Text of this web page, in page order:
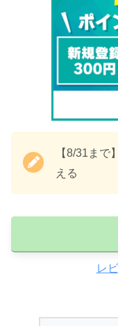
【8/31まで
える
レ